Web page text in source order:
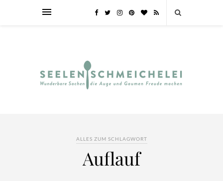
ALLES ZUM SCHLAGWORT
Auflauf